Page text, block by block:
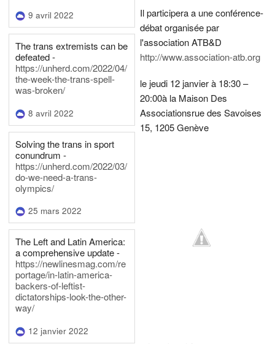
9 avril 2022
The trans extremists can be
defeated -
https://unherd.com/2022/04/
the-week-the-trans-spell-
was-broken/
8 avril 2022
Solving the trans in sport
conundrum -
https://unherd.com/2022/03/
do-we-need-a-trans-
olympics/
25 mars 2022
The Left and Latin America:
a comprehensive update -
https://newlinesmag.com/re
portage/in-latin-america-
backers-of-leftist-
dictatorships-look-the-other-
way/
12 janvier 2022
Il participera a une conférence-
débat organisée par
l'association ATB&D
http://www.association-atb.org
le jeudi 12 janvier à 18:30 –
20:00à la Maison Des
Associationsrue des Savoises
15, 1205 Genève